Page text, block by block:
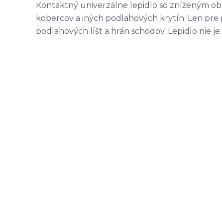
Kontaktný univerzálne lepidlo so zníženým
kobercov a iných podlahových krytín. Len
podlahových líšt a hrán schodov. Lepidlo nie